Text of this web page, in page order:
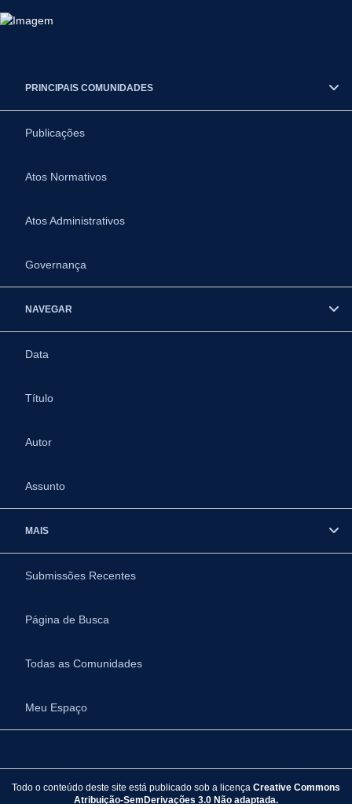
PRINCIPAIS COMUNIDADES
Publicações
Atos Normativos
Atos Administrativos
Governança
NAVEGAR
Data
Título
Autor
Assunto
MAIS
Submissões Recentes
Página de Busca
Todas as Comunidades
Meu Espaço
Todo o conteúdo deste site está publicado sob a licença Creative Commons
Atribuição-SemDerivações 3.0 Não adaptada.